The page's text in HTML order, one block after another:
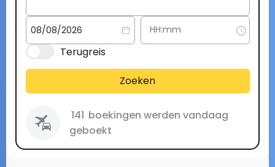
Terugreis
Zoeken
141 boekingen werden vandaag
geboekt